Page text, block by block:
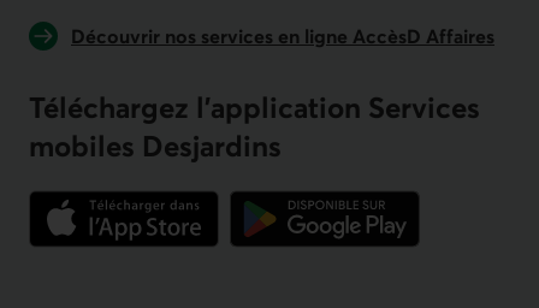
Découvrir nos services en ligne AccèsD Affaires
Téléchargez l’application Services
mobiles Desjardins